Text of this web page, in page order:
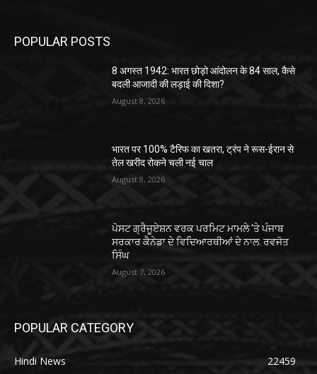
POPULAR POSTS
8 अगस्त 1942: भारत छोड़ो आंदोलन के 84 साल, कैसे
बदली आजादी की लड़ाई की दिशा?
August 8, 2026
भारत पर 100% टैरिफ का खतरा, ट्रंप ने रूस-ईरान से
तेल खरीद रोकने चली नई चाल
August 8, 2026
ਪੋਸਟ ਗ੍ਰੈਜੂਏਸ਼ਨ ਵਰਕ ਪਰਮਿਟ ਮਾਮਲੇ ‘ਤੇ ਪੰਜਾਬ
ਸਰਕਾਰ ਕੈਨੇਡਾ ਦੇ ਵਿਦਿਆਰਥੀਆਂ ਦੇ ਨਾਲ: ਰਵਜੋਤ
ਸਿੰਘ
August 7, 2026
POPULAR CATEGORY
Hindi News
22459